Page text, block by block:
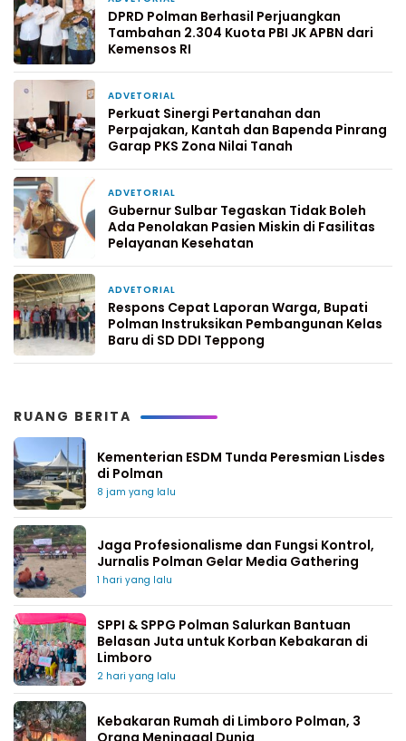
DPRD Polman Berhasil Perjuangkan
Tambahan 2.304 Kuota PBI JK APBN dari
Kemensos RI
ADVETORIAL
Perkuat Sinergi Pertanahan dan
Perpajakan, Kantah dan Bapenda Pinrang
Garap PKS Zona Nilai Tanah
ADVETORIAL
Gubernur Sulbar Tegaskan Tidak Boleh
Ada Penolakan Pasien Miskin di Fasilitas
Pelayanan Kesehatan
ADVETORIAL
Respons Cepat Laporan Warga, Bupati
Polman Instruksikan Pembangunan Kelas
Baru di SD DDI Teppong
RUANG BERITA
Kementerian ESDM Tunda Peresmian Lisdes
di Polman
8 jam yang lalu
Jaga Profesionalisme dan Fungsi Kontrol,
Jurnalis Polman Gelar Media Gathering
1 hari yang lalu
SPPI & SPPG Polman Salurkan Bantuan
Belasan Juta untuk Korban Kebakaran di
Limboro
2 hari yang lalu
Kebakaran Rumah di Limboro Polman, 3
Orang Meninggal Dunia